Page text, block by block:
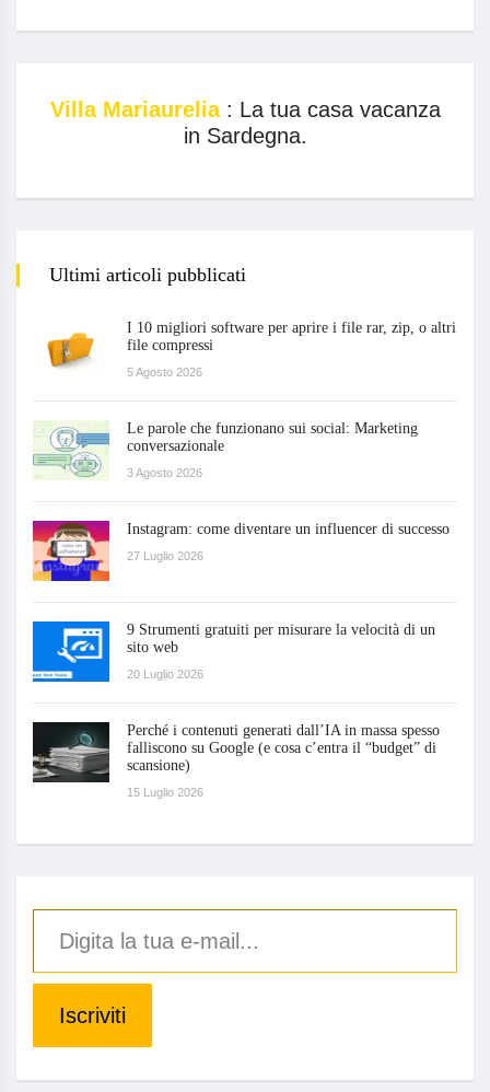
Villa Mariaurelia : La tua casa vacanza
in Sardegna.
Ultimi articoli pubblicati
I 10 migliori software per aprire i file rar, zip, o altri
file compressi
5 Agosto 2026
Le parole che funzionano sui social: Marketing
conversazionale
3 Agosto 2026
Instagram: come diventare un influencer di successo
27 Luglio 2026
9 Strumenti gratuiti per misurare la velocità di un
sito web
20 Luglio 2026
Perché i contenuti generati dall’IA in massa spesso
falliscono su Google (e cosa c’entra il “budget” di
scansione)
15 Luglio 2026
Iscriviti